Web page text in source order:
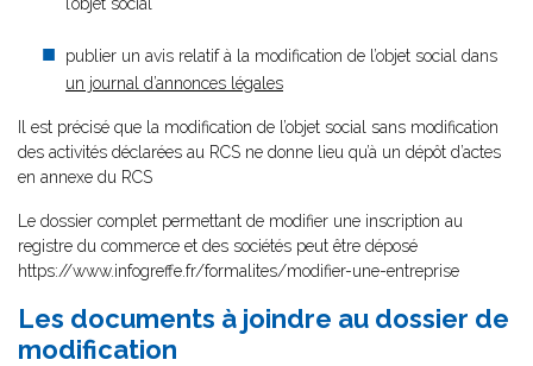
publier un avis relatif à la modification de l’objet social dans
un journal d’annonces légales
Il est précisé que la modification de l’objet social sans modification
des activités déclarées au RCS ne donne lieu qu’à un dépôt d’actes
en annexe du RCS
Le dossier complet permettant de modifier une inscription au
registre du commerce et des sociétés peut être déposé
https://www.infogreffe.fr/formalites/modifier-une-entreprise
Les documents à joindre au dossier de
modification